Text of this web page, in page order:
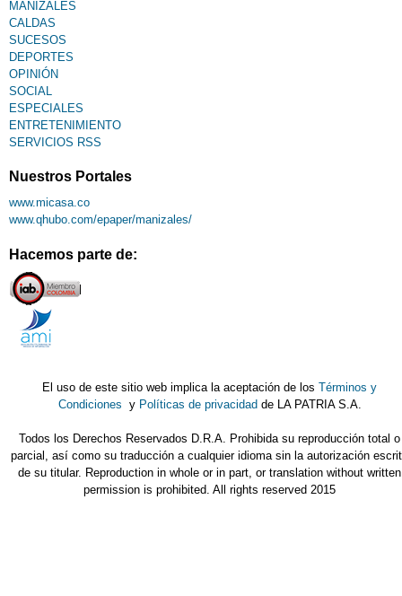
MANIZALES
CALDAS
SUCESOS
DEPORTES
OPINIÓN
SOCIAL
ESPECIALES
ENTRETENIMIENTO
SERVICIOS RSS
Nuestros Portales
www.micasa.co
www.qhubo.com/epaper/manizales/
Hacemos parte de:
El uso de este sitio web implica la aceptación de losTérminos y
Condiciones y Políticas de privacidad de LA PATRIA S.A.
Todos los Derechos Reservados D.R.A. Prohibida su reproducción total o
parcial, así como su traducción a cualquier idioma sin la autorización
de su titular. Reproduction in whole or in part, or translation without written
permission is prohibited. All rights reserved 2015